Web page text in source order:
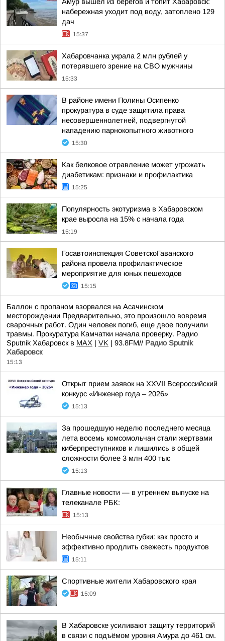
набережная уходит под воду, затоплено 129
дач
15:37
Хабаровчанка украла 2 млн рублей у
потерявшего зрение на СВО мужчины
15:33
В районе имени Полины Осипенко
прокуратура в суде защитила права
несовершеннолетней, подвергнутой
нападению парнокопытного животного
15:30
Как белковое отравление может угрожать
диабетикам: признаки и профилактика
15:25
Популярность экотуризма в Хабаровском
крае выросла на 15% с начала года
15:19
Госавтоинспекция СоветскоГаванского
района провела профилактическое
мероприятие для юных пешеходов
15:15
Баллон с пропаном взорвался на Асачинском
месторождении Предварительно, это произошло вовремя
сварочных работ. Один человек погиб, еще двое получили
травмы. Прокуратура Камчатки начала проверку. Радио
Sputnik Хабаровск в MAX | VK | 93.8FM// Радио Sputnik
Хабаровск
15:13
Открыт прием заявок на XXVII Всероссийский
конкурс «Инженер года – 2026»
15:13
За прошедшую неделю последнего месяца
лета восемь комсомольчан стали жертвами
киберпреступников и лишились в общей
сложности более 3 млн 400 тыс
15:13
Главные новости — в утреннем выпуске на
телеканале РБК:
15:13
Необычные свойства губки: как просто и
эффективно продлить свежесть продуктов
15:11
Спортивные жители Хабаровского края
15:09
В Хабаровске усиливают защиту территорий
в связи с подъёмом уровня Амура до 461 см.